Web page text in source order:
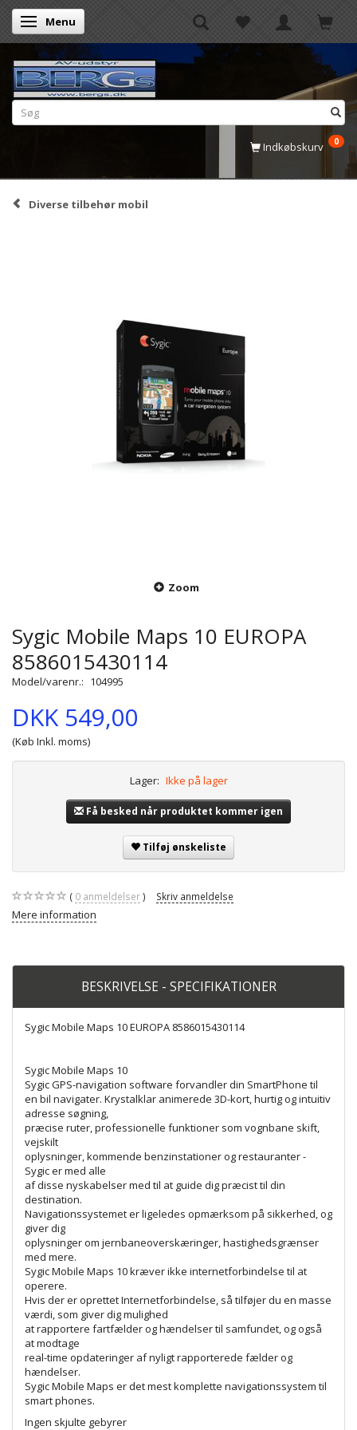
Skifte navigation
Menu
Indkøbskurv 0
Diverse tilbehør mobil
Zoom
Sygic Mobile Maps 10 EUROPA
8586015430114
Model/varenr.: 104995
DKK 549,00
(Køb Inkl. moms)
Lager: Ikke på lager
Få besked når produktet kommer igen
Tilføj ønskeliste
0 anmeldelser Skriv anmeldelse
Mere information
BESKRIVELSE - SPECIFIKATIONER
Sygic Mobile Maps 10 EUROPA 8586015430114
Sygic Mobile Maps 10
Sygic GPS-navigation software forvandler din SmartPhone til
en bil navigater. Krystalklar animerede 3D-kort, hurtig og intuitiv
adresse søgning,
præcise ruter, professionelle funktioner som vognbane skift,
vejskilt
oplysninger, kommende benzinstationer og restauranter -
Sygic er med alle
af disse nyskabelser med til at guide dig præcist til din
destination.
Navigationssystemet er ligeledes opmærksom på sikkerhed, og
giver dig
oplysninger om jernbaneoverskæringer, hastighedsgrænser
med mere.
Sygic Mobile Maps 10 kræver ikke internetforbindelse til at
operere.
Hvis der er oprettet Internetforbindelse, så tilføjer du en masse
værdi, som giver dig mulighed
at rapportere fartfælder og hændelser til samfundet, og også
at modtage
real-time opdateringer af nyligt rapporterede fælder og
hændelser.
Sygic Mobile Maps er det mest komplette navigationssystem til
smart phones.
Ingen skjulte gebyrer